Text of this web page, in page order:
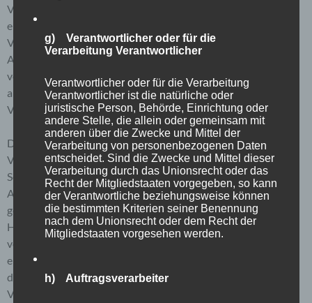
Verarbeitung Verantwortlichen und für eigene Zwecke
erhoben und gespeichert. Der für die Verarbeitung
Verantwortliche kann die Weitergabe an einen oder mehrere
Auftragsverarbeiter, beispielsweise einen Paketdienstleister,
veranlassen, der die personenbezogenen Daten ebenfalls
ausschließlich für eine interne Verwendung, die dem für die
Verarbeitung Verantwortlichen zuzurechnen ist, nutzt.
Durch eine Registrierung auf der Internetseite des für die
Verarbeitung Verantwortlichen wird ferner die vom Internet-
Service-Provider (ISP) der betroffenen Person vergebene IP-
Adresse, das Datum sowie die Uhrzeit der Registrierung
gespeichert. Die Speicherung dieser Daten erfolgt vor dem
Hintergrund, dass nur so der Missbrauch unserer Dienste
verhindert werden kann, und diese Daten im Bedarfsfall
ermöglichen, begangene Straftaten aufzuklären. Insofern ist
die Speicherung dieser Daten zur Absicherung des für die
Verarbeitung Verantwortlichen erforderlich. Eine Weitergabe
g) Verantwortlicher oder für die
Verarbeitung Verantwortlicher
Verantwortlicher oder für die Verarbeitung
Verantwortlicher ist die natürliche oder
juristische Person, Behörde, Einrichtung oder
andere Stelle, die allein oder gemeinsam mit
anderen über die Zwecke und Mittel der
Verarbeitung von personenbezogenen Daten
entscheidet. Sind die Zwecke und Mittel dieser
Verarbeitung durch das Unionsrecht oder das
Recht der Mitgliedstaaten vorgegeben, so kann
der Verantwortliche beziehungsweise können
die bestimmten Kriterien seiner Benennung
nach dem Unionsrecht oder dem Recht der
Mitgliedstaaten vorgesehen werden.
h) Auftragsverarbeiter